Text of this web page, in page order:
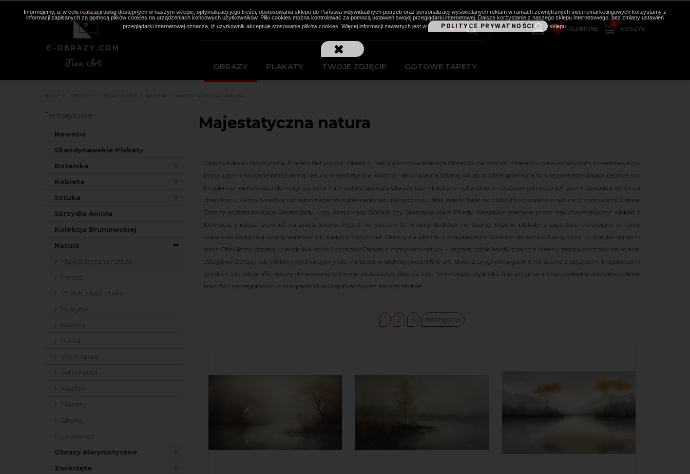
0 ULUBIONE
0
KOSZYK
OBRAZY PLAKATY TWOJE ZDJĘCIE GOTOWE TAPETY
Tematycznie
Nowości
Skandynawskie Plakaty
Botanika
Kobieta
Sztuka
Skrzydła Anioła
Kolekcja Bruniewskiej
Natura
Majestatyczna natura
Pejzaż
Widok z lotu ptaka
Pustynia
Kanion
Burza
Wodospad
Astronauta
Księżyc
Planety
Afryka
Lodowiec
Obrazy Marynistyczne
Zwierzęta
Majestatyczna natura
Obrazy Natura Artystyczna, Plakaty Natura Art., Obraz z Naturą to nowa kolekcja Obrazów na płótnie i Plakatów od e-obrazy.com, przedstawiamy
inspirujące malowane przez samą naturę majestatyczne Widoki - dekoracje na ścianę. Wciąż modna galeria na ścianę przedstawiająca pejzaże lub
krajobrazy wprowadza do wnętrza kolor i atmosferę spokoju. Obrazy lub Plakaty w naturalnych i przytulnych kolorach Ziemi dodadząwnętrzu
charakteru, każda sypialnia lub salon nabierze subtelnego naturalnego stylu. Jeśli zależy Tobie na bliższym kontakcie z naturą proponujemy Zielone
Obrazy przedstawiające Wodospady, Lasy, Krajobrazy Górskie czy Skandynawskie Fiordy. Wszystkie polecane przez nas majestatyczne widoki z
łatwością możesz przenieś na swoją ścianę. Pejzaż na obrazie to modny dodatek na ścianę. Piękne plakaty z pejzażem oprawione w ramy
wspaniałe ozdabiają ściany salonów lub sypialni. Natomiast Obrazy na płótnie z Krajobrazem Górskim do salonu lub sypialni to klasyka sama w
sobie. Oferujemy bogatą kolekcje plakatów i obrazów Canvas z motywem natury - pejzaże, gdzie każdy znajdzie idealny zestaw obrazów na ścianę.
Wszystkie Obrazy lub Plakaty wydrukujemy dla Państwa w pięknej jakości fine art. Stwórz oryginalną galerię na ścianę z pejzażem, krajobrazem
górskim lub fotografią natury drukowaną w formie plakatu lub obrazu XXL. Technologia wydruku fine-art gwarantuje dokładne odzwierciedlenie
kolorów i szczegółów co w przypadku lub krajobrazów jest bardzo istotne.
1 2 3 następna
Informujemy, iż w celu realizacji usług dostępnych w naszym sklepie, optymalizacji jego treści, dostosowania sklepu do Państwa indywidualnych potrzeb oraz personalizacji wyświetlanych reklam w ramach zewnętrznych sieci remarketingowych korzystamy z
informacji zapisanych za pomocą plików cookies na urządzeniach końcowych użytkowników. Pliki cookies można kontrolować za pomocą ustawień swojej przeglądarki internetowej. Dalsze korzystanie z naszego sklepu internetowego, bez zmiany ustawień
przeglądarki internetowej oznacza, iż użytkownik akceptuje stosowanie plików cookies. Więcej informacji zawartych jest w
POLITYCE PRYWATNOŚCI sklepu.